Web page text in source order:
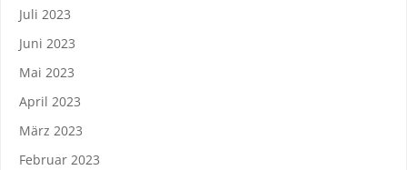
Juli 2023
Juni 2023
Mai 2023
April 2023
März 2023
Februar 2023